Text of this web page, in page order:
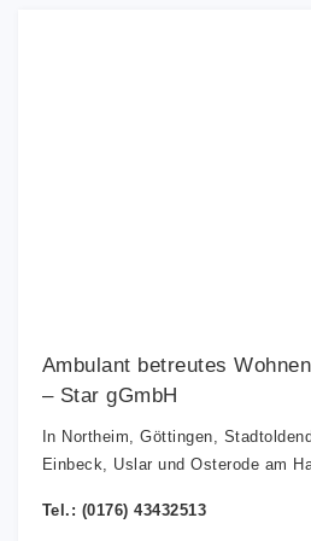
Ambulant betreutes
– Star gGmbH
In Northeim, Göttingen,
Einbeck, Uslar und Osterode am
Tel.: (0176) 43432513